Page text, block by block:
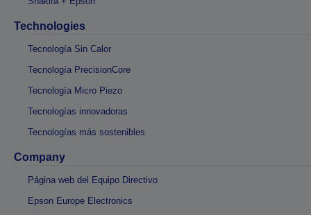
Technologies
Tecnología Sin Calor
Tecnología PrecisionCore
Tecnología Micro Piezo
Tecnologías innovadoras
Tecnologías más sostenibles
Company
Página web del Equipo Directivo
Epson Europe Electronics